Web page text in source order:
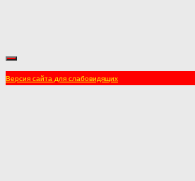
Версия сайта для слабовидящих